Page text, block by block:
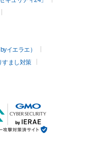
イエラエ）
すまし対策